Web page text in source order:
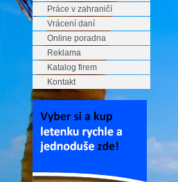
Práce v zahraničí
Vrácení daní
Online poradna
Reklama
Katalog firem
Kontakt